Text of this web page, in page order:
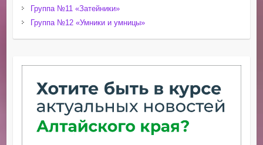
Группа №11 «Затейники»
Группа №12 «Умники и умницы»